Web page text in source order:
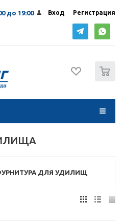
Вход Регистрация
до 19:00
ДЛЯ УДИЛИЩ